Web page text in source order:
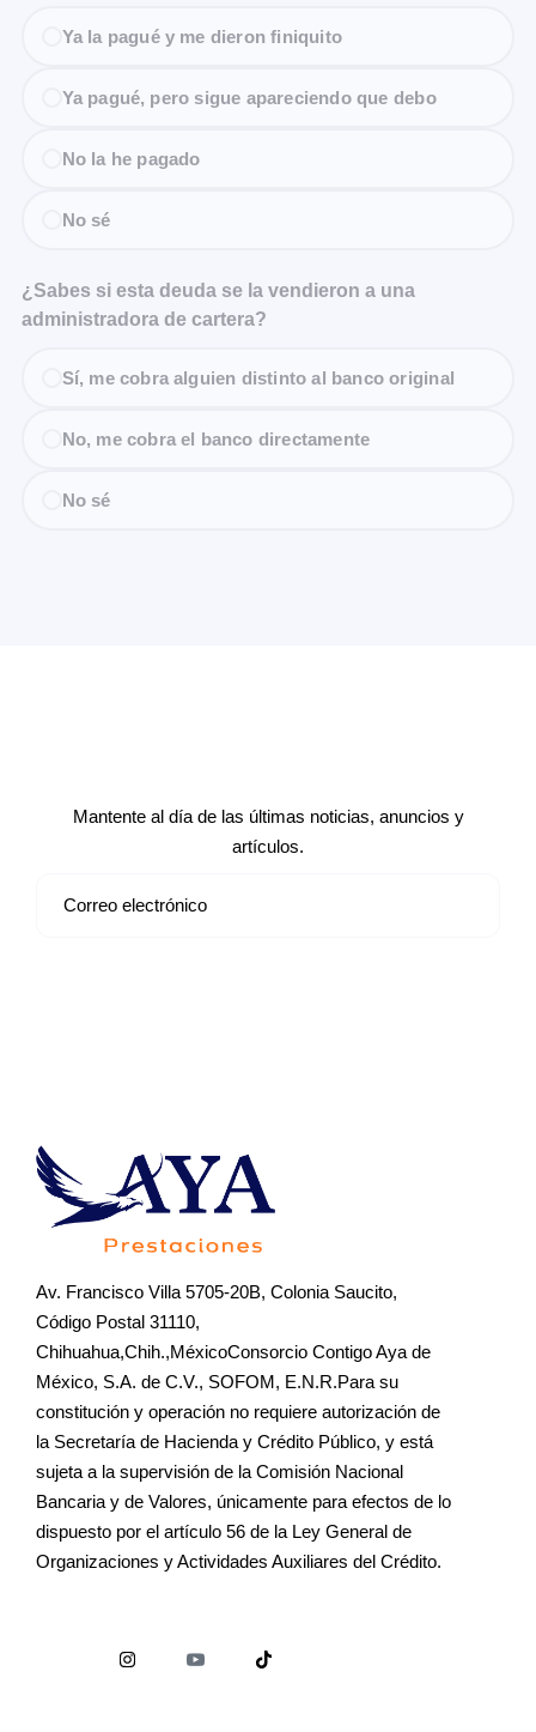
Ya la pagué y me dieron finiquito
Ya pagué, pero sigue apareciendo que debo
No la he pagado
No sé
¿Sabes si esta deuda se la vendieron a una
administradora de cartera?
Sí, me cobra alguien distinto al banco original
No, me cobra el banco directamente
No sé
Mantente al día de las últimas noticias, anuncios y
artículos.
Av. Francisco Villa 5705-20B, Colonia Saucito,
Código Postal 31110,
Chihuahua,Chih.,MéxicoConsorcio Contigo Aya de
México, S.A. de C.V., SOFOM, E.N.R.Para su
constitución y operación no requiere autorización de
la Secretaría de Hacienda y Crédito Público, y está
sujeta a la supervisión de la Comisión Nacional
Bancaria y de Valores, únicamente para efectos de lo
dispuesto por el artículo 56 de la Ley General de
Organizaciones y Actividades Auxiliares del Crédito.